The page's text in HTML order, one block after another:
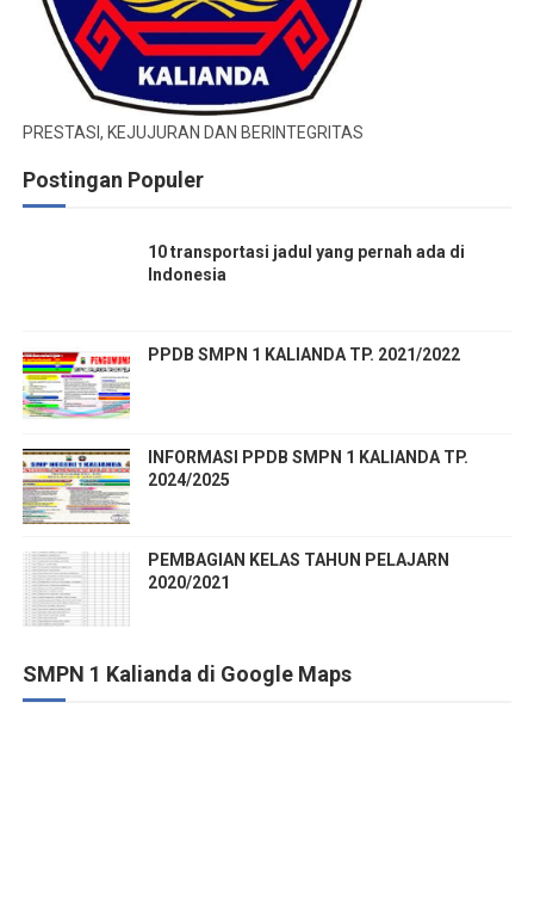
PRESTASI, KEJUJURAN DAN BERINTEGRITAS
Postingan Populer
10 transportasi jadul yang pernah ada di
Indonesia
PPDB SMPN 1 KALIANDA TP. 2021/2022
INFORMASI PPDB SMPN 1 KALIANDA TP.
2024/2025
PEMBAGIAN KELAS TAHUN PELAJARN
2020/2021
SMPN 1 Kalianda di Google Maps